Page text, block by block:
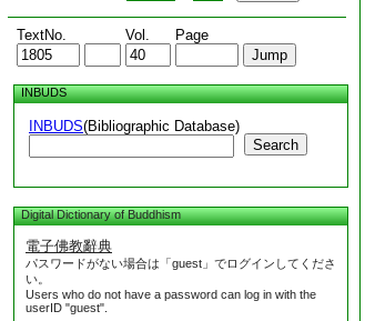
TextNo. Vol. Page
INBUDS
INBUDS(Bibliographic Database)
Search
Digital Dictionary of Buddhism
電子佛教辭典
パスワードがない場合は「guest」でログインしてくださ
い。
Users who do not have a password can log in with the
userID "guest".